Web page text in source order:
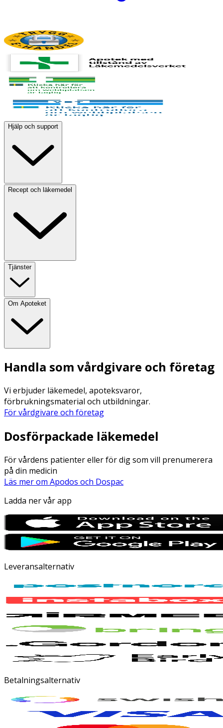
Hjälp och support
Recept och läkemedel
Tjänster
Om Apoteket
Handla som vårdgivare och företag
Vi erbjuder läkemedel, apoteksvaror,
förbrukningsmaterial och utbildningar.
För vårdgivare och företag
Dosförpackade läkemedel
För vårdens patienter eller för dig som vill prenumerera
på din medicin
Läs mer om Apodos och Dospac
Ladda ner vår app
Leveransalternativ
Betalningsalternativ